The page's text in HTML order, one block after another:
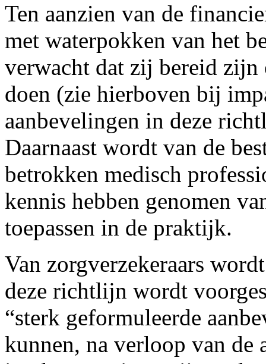
Ten aanzien van de
met waterpokken van het
verwacht dat zij bereid zijn
doen (zie hierboven bij
aanbevelingen in deze
Daarnaast wordt van de
betrokken medisch
kennis hebben genomen
toepassen in de praktijk.
Van zorgverzekeraars
deze richtlijn wordt
“sterk geformuleerde
kunnen, na verloop van de